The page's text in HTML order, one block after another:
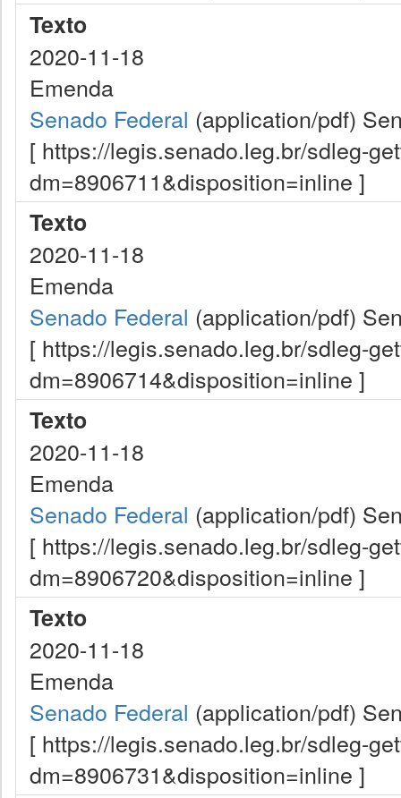
Texto
2020-11-18
Emenda
Senado Federal (application/pdf)
[ https://legis.senado.leg.br/sdleg-
dm=8906711&disposition=inline ]
Texto
2020-11-18
Emenda
Senado Federal (application/pdf)
[ https://legis.senado.leg.br/sdleg-
dm=8906714&disposition=inline ]
Texto
2020-11-18
Emenda
Senado Federal (application/pdf)
[ https://legis.senado.leg.br/sdleg-
dm=8906720&disposition=inline ]
Texto
2020-11-18
Emenda
Senado Federal (application/pdf)
[ https://legis.senado.leg.br/sdleg-
dm=8906731&disposition=inline ]